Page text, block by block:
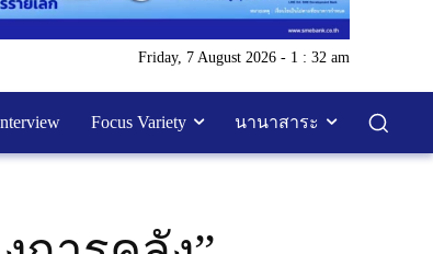
Friday, 7 August 2026 - 1 : 32 am
Focus Variety นานาสาระ